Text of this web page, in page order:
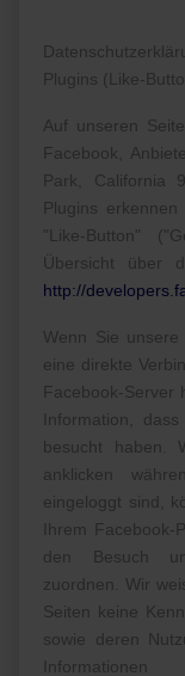
Plugins (Like-
Auf unseren
Facebook,
Park, California
Plugins
"Like-Button"
Übersicht über
http://
Wenn Sie
eine direkte
Facebook-Server
Information,
besucht haben.
anklicken
eingeloggt sind,
Ihrem
den Besuch
zuordnen. Wir
Seiten keine
sowie deren